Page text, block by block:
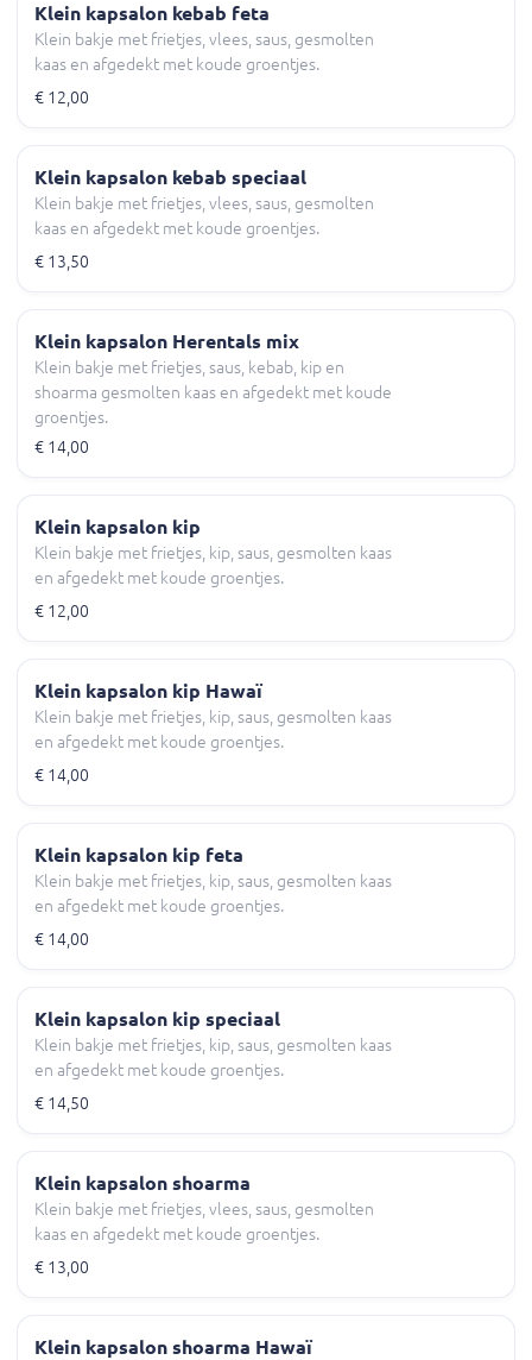
Klein kapsalon kebab feta
Klein bakje met frietjes, vlees, saus, gesmolten
kaas en afgedekt met koude groentjes.
€ 12,00
Klein kapsalon kebab speciaal
Klein bakje met frietjes, vlees, saus, gesmolten
kaas en afgedekt met koude groentjes.
€ 13,50
Klein kapsalon Herentals mix
Klein bakje met frietjes, saus, kebab, kip en
shoarma gesmolten kaas en afgedekt met koude
groentjes.
€ 14,00
Klein kapsalon kip
Klein bakje met frietjes, kip, saus, gesmolten kaas
en afgedekt met koude groentjes.
€ 12,00
Klein kapsalon kip Hawaï
Klein bakje met frietjes, kip, saus, gesmolten kaas
en afgedekt met koude groentjes.
€ 14,00
Klein kapsalon kip feta
Klein bakje met frietjes, kip, saus, gesmolten kaas
en afgedekt met koude groentjes.
€ 14,00
Klein kapsalon kip speciaal
Klein bakje met frietjes, kip, saus, gesmolten kaas
en afgedekt met koude groentjes.
€ 14,50
Klein kapsalon shoarma
Klein bakje met frietjes, vlees, saus, gesmolten
kaas en afgedekt met koude groentjes.
€ 13,00
Klein kapsalon shoarma Hawaï